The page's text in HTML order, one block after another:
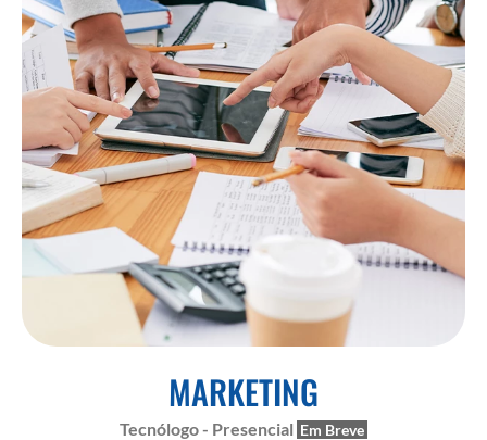
MARKETING
Tecnólogo - Presencial